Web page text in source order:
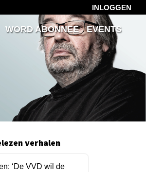
INLOGGEN
WORD ABONNEE
EVENTS
verhalen
‘De VVD wil de